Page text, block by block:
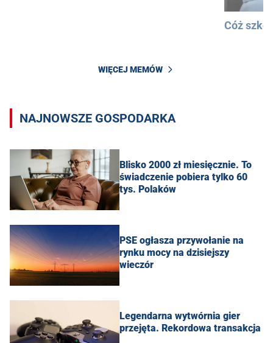
Cóż
WIĘCEJ MEMÓW
NAJNOWSZE GOSPODARKA
Blisko 2000 zł miesięcznie. To
świadczenie pobiera tylko 60
tys. Polaków
PSE ogłasza przywołanie na
rynku mocy na dzisiejszy
wieczór
Legendarna wytwórnia gier
przejęta. Rekordowa transakcja